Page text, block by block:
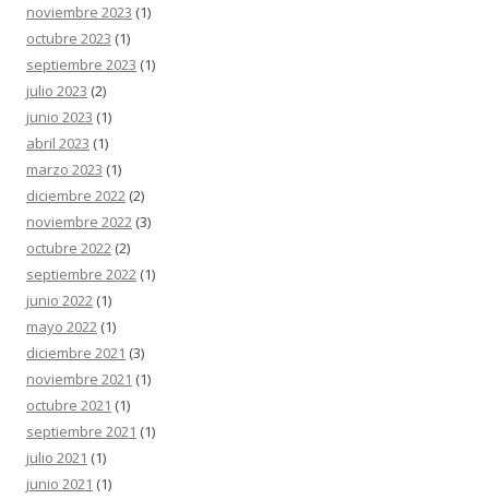
noviembre 2023 (1)
octubre 2023 (1)
septiembre 2023 (1)
julio 2023 (2)
junio 2023 (1)
abril 2023 (1)
marzo 2023 (1)
diciembre 2022 (2)
noviembre 2022 (3)
octubre 2022 (2)
septiembre 2022 (1)
junio 2022 (1)
mayo 2022 (1)
diciembre 2021 (3)
noviembre 2021 (1)
octubre 2021 (1)
septiembre 2021 (1)
julio 2021 (1)
junio 2021 (1)